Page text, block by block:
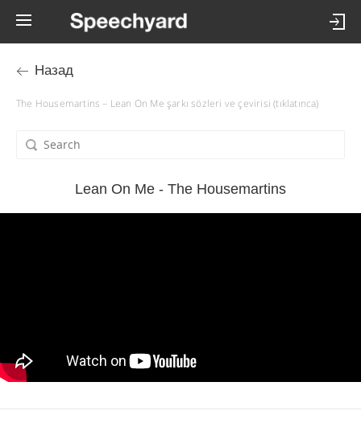
Назад
The Housemartins – Lean On Me şarkı sözleri ve çevirisi (tıklatınca)
Lean On Me - The Housemartins